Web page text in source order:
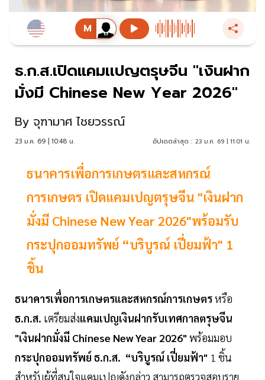
ธ.ก.ส.เปิดแคมเเปญตรุษจีน "เงินฝาก
มั่งมี Chinese New Year 2026"
By จุฑามาศ ไชยวรรณ์
23 ม.ค. 69 | 10:48 น. อัปเดตล่าสุด : 23 ม.ค. 69 | 11:01 น.
ธนาคารเพื่อการเกษตรและสหกรณ์
การเกษตร เปิดแคมเปญตรุษจีน "เงินฝาก
มั่งมี Chinese New Year 2026"พร้อมรับ
กระปุกออมทรัพย์ “บริบูรณ์ เปี่ยมฟ้า" 1
ชิ้น
ธนาคารเพื่อการเกษตรและสหกรณ์การเกษตรหรือ
ธ.ก.ส. เตรียมส่งแคมเปญเงินฝากรับเทศกาลตรุษจีน
"เงินฝากมั่งมี Chinese New Year 2026" พร้อมมอบ
กระปุกออมทรัพย์ ธ.ก.ส. “บริบูรณ์ เปี่ยมฟ้า" 1 ชิ้น
สำหรับผู้ที่สนใจแคมเปญดังกล่าว สามารถตรวจสอบราย